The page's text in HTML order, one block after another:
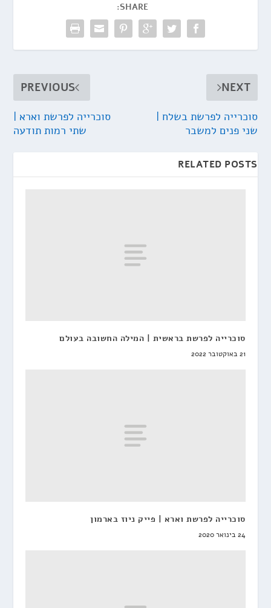
SHARE:
PREVIOUS
סוכרייה לפרשת וארא |
שתי רמות תודעה
NEXT
סוכרייה לפרשת בשלח |
שני פנים למשבר
RELATED POSTS
סוכרייה לפרשת בראשית | המילה החשובה בעולם
21 באוקטובר 2022
סוכרייה לפרשת וארא | פייק ניוז בארמון
24 בינואר 2020